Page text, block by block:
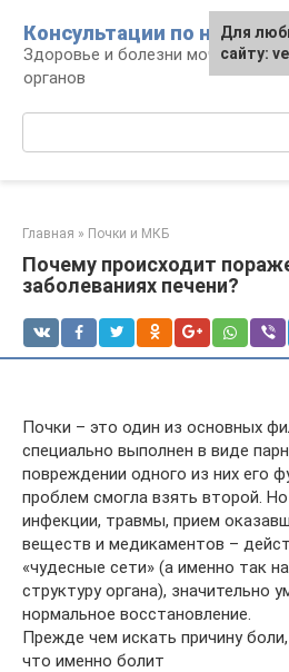
контенту
Консультации по
Здоровье и болезни
органов
Главная » Почки и МКБ
Почему происходит
заболеваниях печени?
Почки – это один из основных
специально выполнен в виде
повреждении одного из них его
проблем смогла взять второй.
инфекции, травмы, прием
веществ и медикаментов –
«чудесные сети» (а именно так
структуру органа), значительно
нормальное восстановление.
Прежде чем искать причину
что именно болит
Для
сайту: